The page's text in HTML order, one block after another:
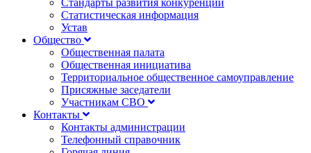
Стандарты развития конкуренции
Статистическая информация
Устав
Общество
Общественная палата
Общественная инициатива
Территориальное общественное самоуправление
Присяжные заседатели
Участникам СВО
Контакты
Контакты администрации
Телефонный справочник